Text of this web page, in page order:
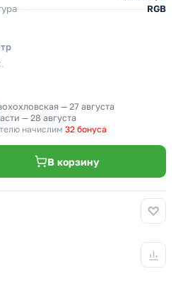
RGB
— 27 августа
— 28 августа
начислим 32 бонуса
В корзину